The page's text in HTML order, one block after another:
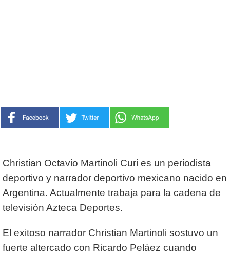
Christian Octavio Martinoli Curi es un periodista
deportivo y narrador deportivo mexicano nacido en
Argentina. Actualmente trabaja para la cadena de
televisión Azteca Deportes.
El exitoso narrador Christian Martinoli sostuvo un
fuerte altercado con Ricardo Peláez cuando